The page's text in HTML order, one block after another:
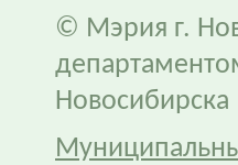
© Мэрия г.
Новосибирска